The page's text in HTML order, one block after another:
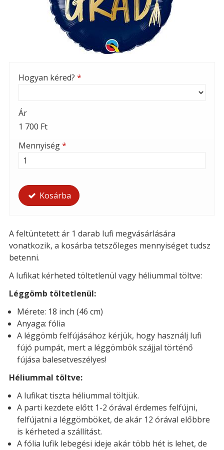
Hogyan kéred? *
Ár
1 700 Ft
Mennyiség*
Kosárba
A feltüntetett ár 1 darab lufi megvásárlására
vonatkozik, a kosárba tetszőleges mennyiséget tudsz
betenni.
A lufikat kérheted töltetlenül vagy héliummal töltve:
Léggömb töltetlenül:
Mérete: 18 inch (46 cm)
Anyaga: fólia
A léggömb felfújásához kérjük, hogy használj lufi
fújó pumpát, mert a léggömbök szájjal történő
fújása balesetveszélyes!
Héliummal töltve:
A lufikat tiszta héliummal töltjük.
A parti kezdete előtt 1-2 órával érdemes felfújni,
felfújatni a léggömböket, de akár 12 órával előbbre
is kérheted a szállítást.
A fólia lufik lebegési ideje akár több hét is lehet, de